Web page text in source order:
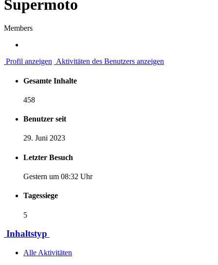
Supermoto
Members
Profil anzeigen Aktivitäten des Benutzers anzeigen
Gesamte Inhalte
458
Benutzer seit
29. Juni 2023
Letzter Besuch
Gestern um 08:32 Uhr
Tagessiege
5
Inhaltstyp
Alle Aktivitäten